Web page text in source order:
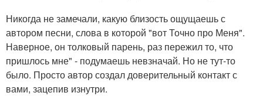
Никогда не замечали, какую близость ощущаешь с
автором песни, слова в которой "вот Точно про Меня".
Наверное, он толковый парень, раз пережил то, что
пришлось мне" - подумаешь невзначай. Но не тут-то
было. Просто автор создал доверительный контакт с
вами, зацепив изнутри.